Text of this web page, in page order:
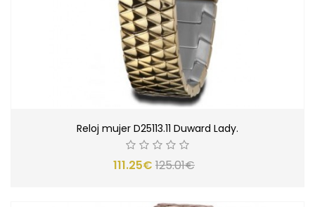
Reloj mujer D25113.11 Duward Lady.
111.25€ 125.01€